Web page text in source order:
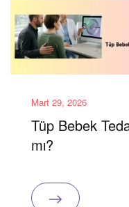
Mart 29, 2026
Tüp Bebek
mı?